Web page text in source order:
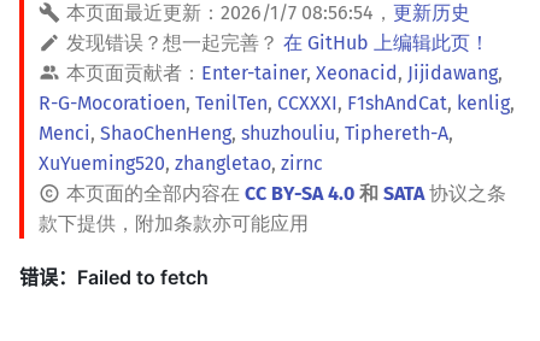
本页面最近更新： 2026/1/7 08:56:54 ， 更新历史
发现错误？想一起完善？ 在 GitHub 上编辑此页！
本页面贡献者： Enter-tainer, Xeonacid , Jijidawang,
R-G-Mocoratioen, TenilTen, CCXXXI, F1shAndCat, kenlig,
Menci, ShaoChenHeng, shuzhouliu, Tiphereth-A,
XuYueming520, zhangletao, zirnc
本页面的全部内容在 CC BY-SA 4.0 和 SATA协议之条
款下提供，附加条款亦可能应用